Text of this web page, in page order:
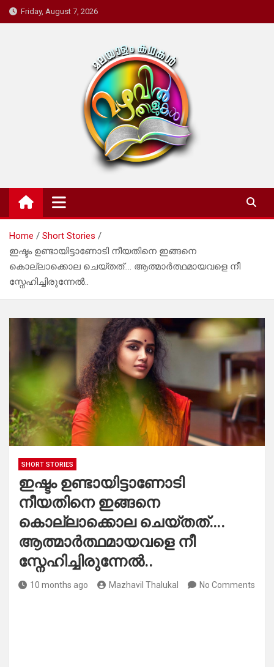
Skip
to
Friday, August 7, 2026
Mazhavil Thalukal
Malayalam Kadhakal
Home
Short Stories
ഇഷ്ടം ഉണ്ടായിട്ടാണോടി നീയതിനെ ഇങ്ങനെ
കൊല്ലാക്കൊല ചെയ്തത്…. ആത്മാർത്ഥമായവളെ നീ
സ്നേഹിച്ചിരുന്നേൽ..
SHORT STORIES
ഇഷ്ടം ഉണ്ടായിട്ടാണോടി
നീയതിനെ ഇങ്ങനെ
കൊല്ലാക്കൊല ചെയ്തത്….
ആത്മാർത്ഥമായവളെ നീ
സ്നേഹിച്ചിരുന്നേൽ..
10 months ago Mazhavil Thalukal No Comments